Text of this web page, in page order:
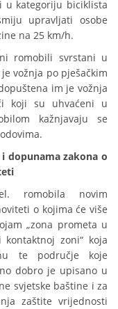
u kategoriju biciklista
upravljati osobe
na 25 km/h.
romobili svrstani u
vožnja po pješačkim
im je vožnja
koji su uhvaćeni u
kažnjavaju se
dopunama zakona o
romobila novim
o kojima će više
„zona prometa u
zoni“ koja
te područje koje
dobro je upisano u
svjetske baštine i za
zaštite vrijednosti